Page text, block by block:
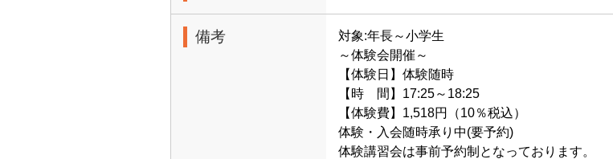
備考
対象:年長～小学生
～体験会開催～
【体験日】体験随時
【時 間】17:25～18:25
【体験費】1,518円（10％税込）
体験・入会随時承り中(要予約)
体験講習会は事前予約制となっております。